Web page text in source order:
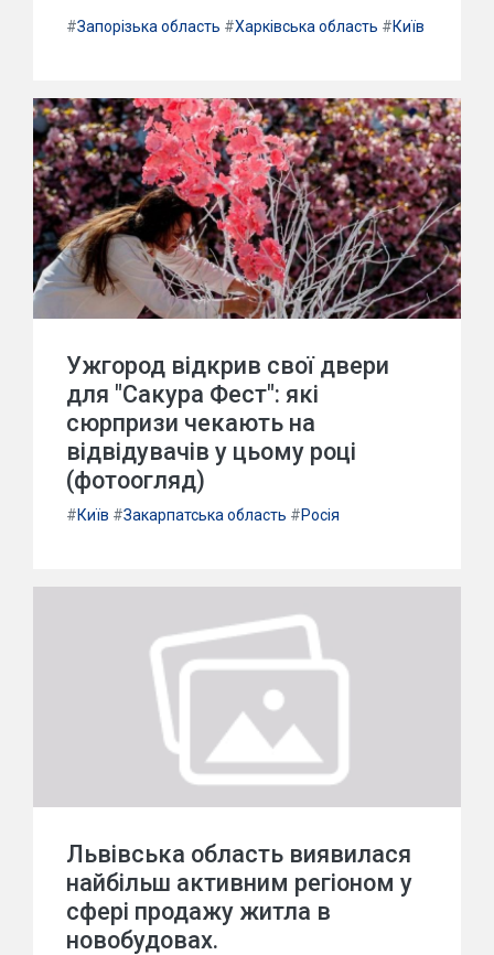
#Запорізька область #Харківська область #Київ
Ужгород відкрив свої двери
для "Сакура Фест": які
сюрпризи чекають на
відвідувачів у цьому році
(фотоогляд)
#Київ #Закарпатська область #Росія
Львівська область виявилася
найбільш активним регіоном у
сфері продажу житла в
новобудовах.